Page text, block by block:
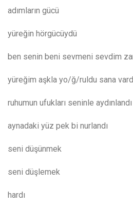
adımların gücü
yüreğin hörgücüydü
ben senin beni sevmeni sevdim
yüreğim aşkla yo/ğ/ruldu sana
ruhumun ufukları seninle aydınlandı
aynadaki yüz pek bi nurlandı
seni düşünmek
seni düşlemek
hardı